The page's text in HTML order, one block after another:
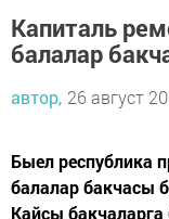
Капиталь
балалар
автор, 26 август
Быел республика
балалар бакчасы
Кайсы бакчаларга